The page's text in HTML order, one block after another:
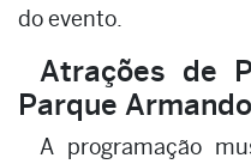
do evento.
Atrações de
Parque
A programação